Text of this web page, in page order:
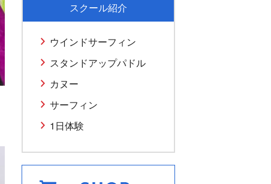
スクール紹介
ウインドサーフィン
スタンドアップパドル
カヌー
サーフィン
1日体験